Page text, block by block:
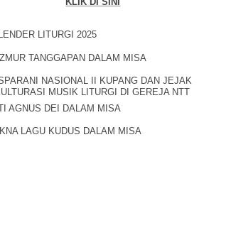
LITURGI 2025
TANGGAPAN DALAM MISA
NASIONAL II KUPANG DAN JEJAK
MUSIK LITURGI DI GEREJA NTT
AGNUS DEI DALAM MISA
LAGU KUDUS DALAM MISA